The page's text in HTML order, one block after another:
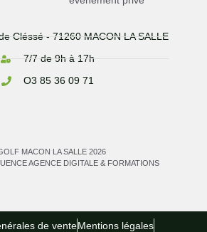
Cléssé - 71260 MACON LA SALLE
7/7 de 9h à 17h
O3 85 36 09 71
MACON LA SALLE 2026
AGENCE DIGITALE & FORMATIONS
de venteMentions légales